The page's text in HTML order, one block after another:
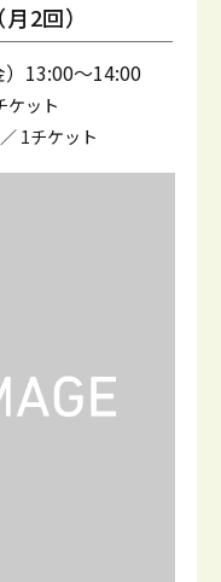
2回）
13:00～14:00
ケット
／ 1チケット